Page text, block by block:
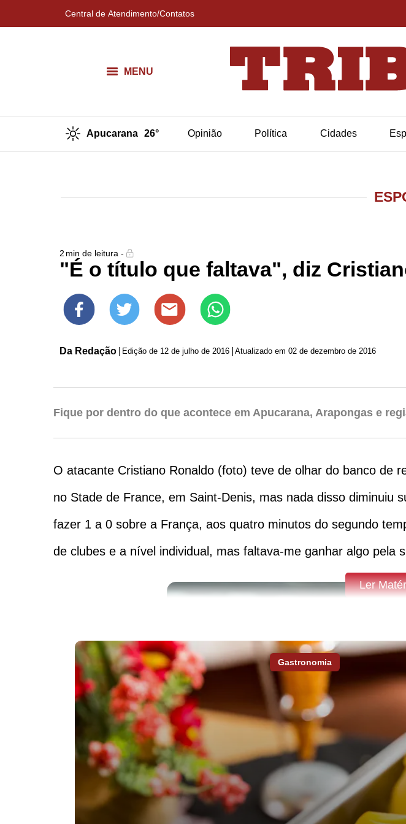
Central de Atendimento/Contatos
MENU
Apucarana 26° Opinião Política Cidades
2 min de leitura -
"É o título que faltava", diz
Da Redação Edição de 12 de julho de 2016 Atualizado em 02 de dezembro de 2016
Fique por dentro do que acontece em Apucarana, Arapongas e
O atacante Cristiano Ronaldo (foto) teve de olhar do banco de
no Stade de France, em Saint-Denis, mas nada disso diminuiu
fazer 1 a 0 sobre a França, aos quatro minutos do segundo
de clubes e a nível individual, mas faltava-me ganhar algo pela
Ler
Gastronomia